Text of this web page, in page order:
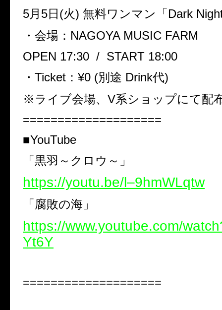
5月5日(火) 無料ワンマン「Dark
・会場：NAGOYA MUSIC FARM
OPEN 17:30 / START 18:00
・Ticket：¥0 (別途 Drink代)
※ライブ会場、V系ショップにて配
====================
■YouTube
「黒羽～クロウ～」
https://youtu.be/l–9hmWLqtw
「腐敗の海」
https://www.youtube.com/
Yt6Y
====================